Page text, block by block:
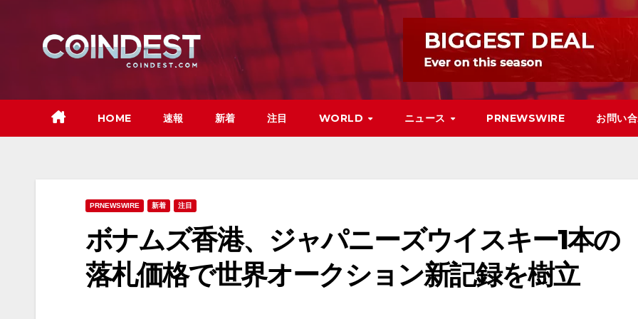
HOME 速報 新着 注目 WORLD ニュース PRNEWSWIRE お問い
PRNEWSWIRE 新着 注目
ボナムズ香港、ジャパニーズウイスキー1本の
落札価格で世界オークション新記録を樹立